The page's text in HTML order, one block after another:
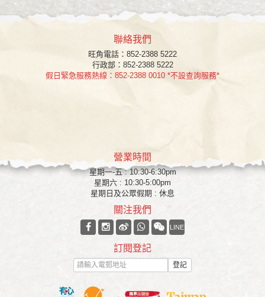
聯絡我們
旺角電話：852-2388 5222
行政部：852-2388 5222
假日緊急服務熱線：852-2388 0010 *不設查詢服務*
營業時間
星期一-五 : 10:30-6:30pm
星期六 : 10:30-5:00pm
星期日及公眾假期 : 休息
關注我們
LINE
訂閱登記
登記